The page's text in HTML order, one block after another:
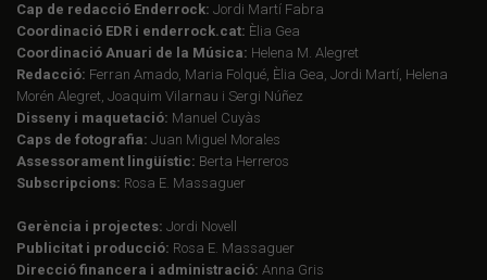
Cap de redacció Enderrock: Jordi Martí Fabra
Coordinació EDR i enderrock.cat: Èlia Gea
Coordinació Anuari de la Música: Helena M. Alegret
Redacció: Ferran Amado, Maria Folqué, Èlia Gea, Jordi Martí, Helena
Morén Alegret, Joaquim Vilarnau i Sergi Núñez
Disseny i maquetació: Manuel Cuyàs
Caps de fotografia: Juan Miguel Morales
Assessorament lingüístic: Berta Herreros
Subscripcions: Rosa E. Massaguer
Gerència i projectes: Jordi Novell
Publicitat i producció: Rosa E. Massaguer
Direcció financera i administració: Anna Gris